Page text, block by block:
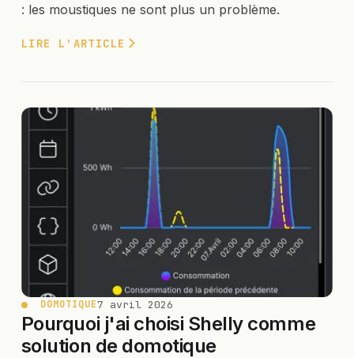
: les moustiques ne sont plus un problème.
LIRE L'ARTICLE
DOMOTIQUE7 avril 2026
Pourquoi j'ai choisi Shelly comme
solution de domotique